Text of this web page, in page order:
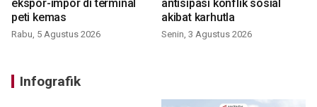
ekspor-impor di terminal
peti kemas
Rabu, 5 Agustus 2026
antisipasi konflik sosial
akibat karhutla
Senin, 3 Agustus 2026
Infografik